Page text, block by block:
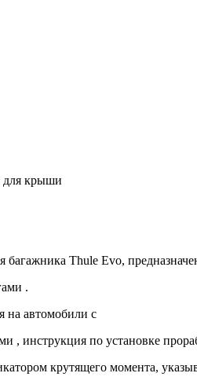
для крыши
багажника Thule Evo,
.
на автомобили с
, инструкция по установке
крутящего момента,